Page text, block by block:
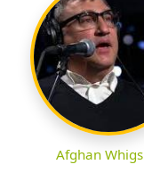
Afghan Whigs